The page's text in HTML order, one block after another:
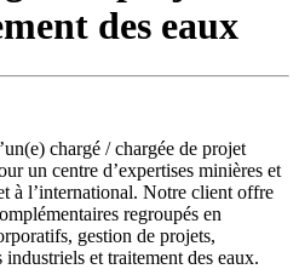
des eaux
chargé / chargée de projet
un centre d’expertises minières et
à l’international. Notre client offre
regroupés en
gestion de projets,
et traitement des eaux.